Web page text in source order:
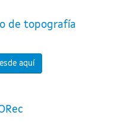
de topografía
aquí